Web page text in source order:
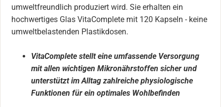
umweltfreundlich produziert wird. Sie erhalten ein
hochwertiges Glas VitaComplete mit 120 Kapseln - keine
umweltbelastenden Plastikdosen.
VitaComplete stellt eine umfassende Versorgung
mit allen wichtigen Mikronährstoffen sicher und
unterstützt im Alltag zahlreiche physiologische
Funktionen für ein optimales Wohlbefinden